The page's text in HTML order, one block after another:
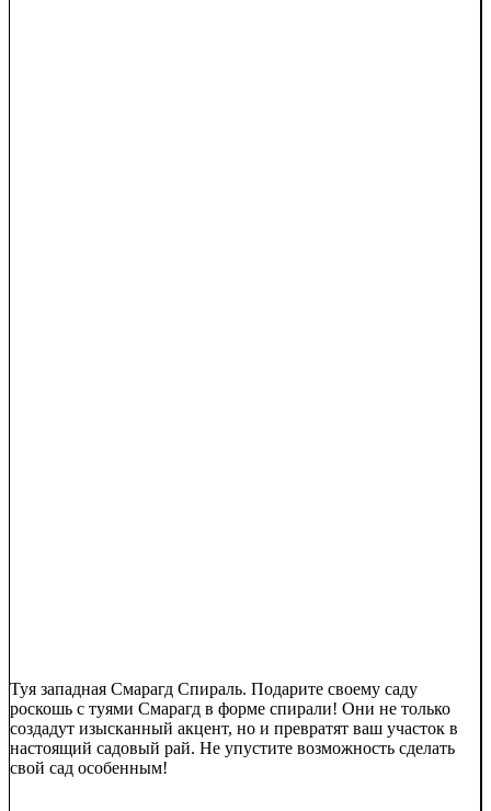
Туя западная Смарагд Спираль. Подарите своему саду
роскошь с туями Смарагд в форме спирали! Они не только
создадут изысканный акцент, но и превратят ваш участок в
настоящий садовый рай. Не упустите возможность сделать
свой сад особенным!